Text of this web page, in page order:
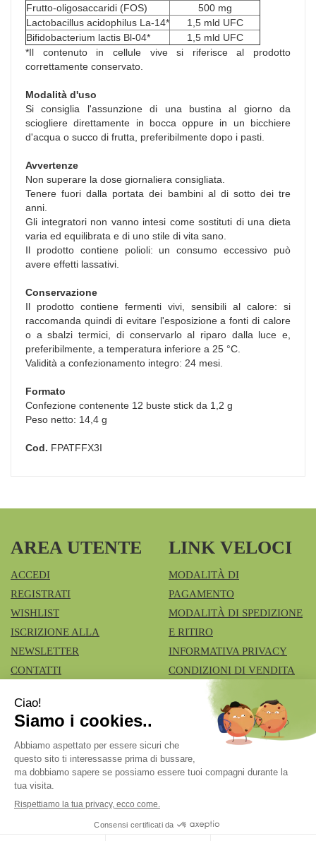
Frutto-oligosaccaridi (FOS)
500 mg
Lactobacillus acidophilus La-14*
1,5 mld UFC
Bifidobacterium lactis Bl-04*
1,5 mld UFC
*Il contenuto in cellule vive si riferisce al prodotto
correttamente conservato.
Modalità d'uso
Si consiglia l'assunzione di una bustina al giorno da
sciogliere direttamente in bocca oppure in un bicchiere
d'acqua o succo di frutta, preferibilmente dopo i pasti.
Avvertenze
Non superare la dose giornaliera consigliata.
Tenere fuori dalla portata dei bambini al di sotto dei tre
anni.
Gli integratori non vanno intesi come sostituti di una dieta
varia ed equilibrata e di uno stile di vita sano.
Il prodotto contiene polioli: un consumo eccessivo può
avere effetti lassativi.
Conservazione
Il prodotto contiene fermenti vivi, sensibili al calore: si
raccomanda quindi di evitare l'esposizione a fonti di calore
o a sbalzi termici, di conservarlo al riparo dalla luce e,
preferibilmente, a temperatura inferiore a 25 °C.
Validità a confezionamento integro: 24 mesi.
Formato
Confezione contenente 12 buste stick da 1,2 g
Peso netto: 14,4 g
Cod. FPATFFX3I
AREA UTENTE
ACCEDI
REGISTRATI
WISHLIST
ISCRIZIONE ALLA
NEWSLETTER
CONTATTI
LINK VELOCI
MODALITÀ DI
PAGAMENTO
MODALITÀ DI SPEDIZIONE
E RITIRO
INFORMATIVA PRIVACY
CONDIZIONI DI VENDITA
COOKIE POLICY
Azienda Speciale Farmacie Comunali Vimercatesi
Lualdi, 6 - Ruginello 20871 Vimercate (MB)
fcia.vimercate1@tiscali.it|Tel.: 039668100| P.Iva:
02211980962 | Numero R.E.A.: Rea MB – 1545327
Prenofa